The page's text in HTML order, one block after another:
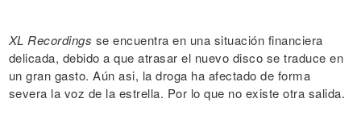
XL Recordings se encuentra en una situación financiera
delicada, debido a que atrasar el nuevo disco se traduce en
un gran gasto. Aún asi, la droga ha afectado de forma
severa la voz de la estrella. Por lo que no existe otra salida.